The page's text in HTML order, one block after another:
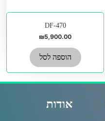
DF-470
₪5,900.00
הוספה לסל
אודות